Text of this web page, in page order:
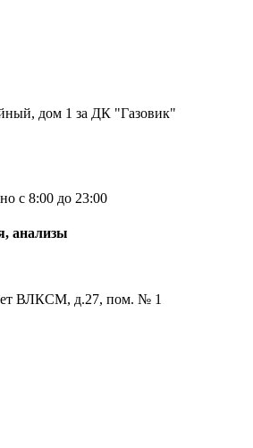
дом 1 за ДК "Газовик"
с 8:00 до 23:00
анализы
ВЛКСМ, д.27, пом. № 1